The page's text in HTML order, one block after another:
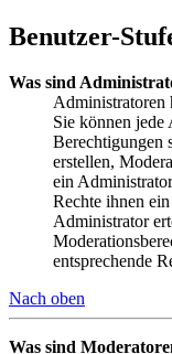
Benutzer-
Was sind
Administratoren
Sie können
Berechtigungen
erstellen,
ein
Rechte ihnen
Administrator
entsprechende
Nach oben
Was sind